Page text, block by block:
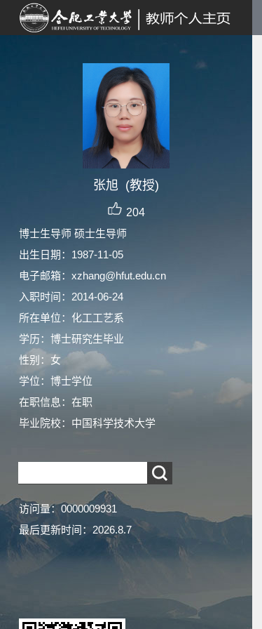
张旭 (教授)
204
博士生导师 硕士生导师
出生日期：1987-11-05
电子邮箱： xzhang@hfut.edu.cn
入职时间：2014-06-24
所在单位：化工工艺系
学历：博士研究生毕业
性别：女
学位：博士学位
在职信息：在职
毕业院校：中国科学技术大学
访问量： 0000009931
最后更新时间： 2026.8.7